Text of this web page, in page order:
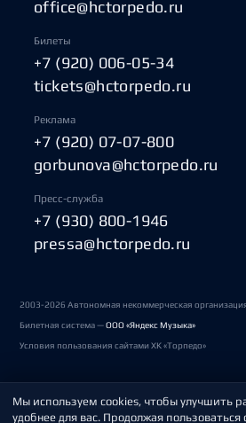
office@hctorpedo.ru
Билеты
+7 (920) 006-05-34
tickets@hctorpedo.ru
Реклама
+7 (920) 07-07-800
gorbunova@hctorpedo.ru
Пресс-служба
+7 (930) 800-1946
pressa@hctorpedo.ru
2003-2026 Автономная некоммерческая
Билетная система —ООО «Яндекс Музыка»
Условия пользования сайтами ХК «Торпедо»
Политика обработки персональных данных
Мы используем cookies, чтобы улучшить
удобнее для вас. Продолжая